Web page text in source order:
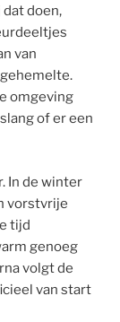
dat doen,
van
omgeving
of er een
In de winter
vorstvrije
tijd
genoeg
volgt de
van start